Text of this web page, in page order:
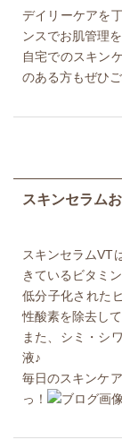
デイリーケアを
ンスでお肌管理
自宅でのスキン
のある方もぜひ
スキンセラム
スキンセラムVT
きているビタミ
低分子化された
性酸素を除去し
また、シミ・シ
液♪
毎日のスキンケ
っ！